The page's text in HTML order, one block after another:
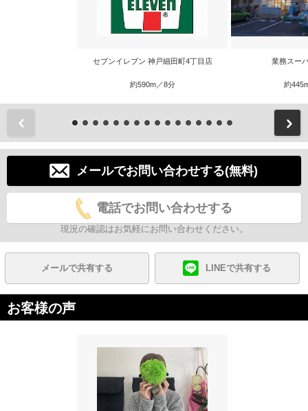
セブンイレブン 神戸細田町4丁目店
約590m／8分
業務スー
約
メールでお問い合わせする(無料)
電話でお問い合わせする
現況の確認はお気軽にお問い合わせください。
メールで共有する LINEで共有する
お客様の声